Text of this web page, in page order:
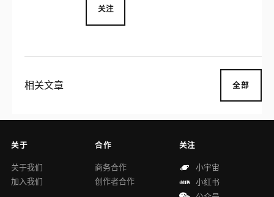
关注
相关文章 全部
关于
关于我们
加入我们
合作
商务合作
创作者合作
关注
小宇宙
小红书